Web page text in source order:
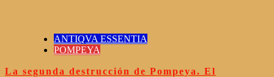
ANTIQVA ESSENTIA
POMPEYA
La segunda destrucción de Pompeya. El